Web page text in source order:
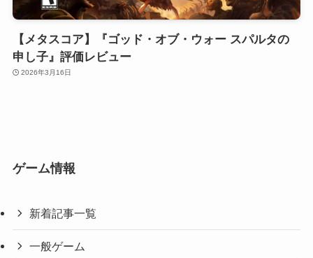
【メタスコア】『ゴッド・オブ・ウォー スパルタの
申し子』評価レビュー
2026年3月16日
ゲーム情報
新着記事一覧
一般ゲーム